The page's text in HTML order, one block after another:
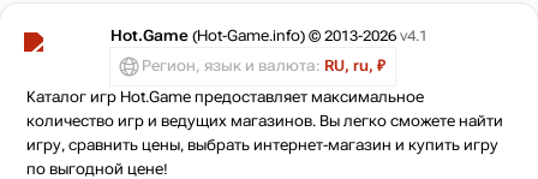
Hot.Game (Hot-Game.info) © 2013-2026 v4.1
Регион, язык и валюта: RU, ru, ₽
Каталог игр Hot.Game предоставляет максимальное
количество игр и ведущих магазинов. Вы легко сможете найти
игру, сравнить цены, выбрать интернет-магазин и купить игру
по выгодной цене!